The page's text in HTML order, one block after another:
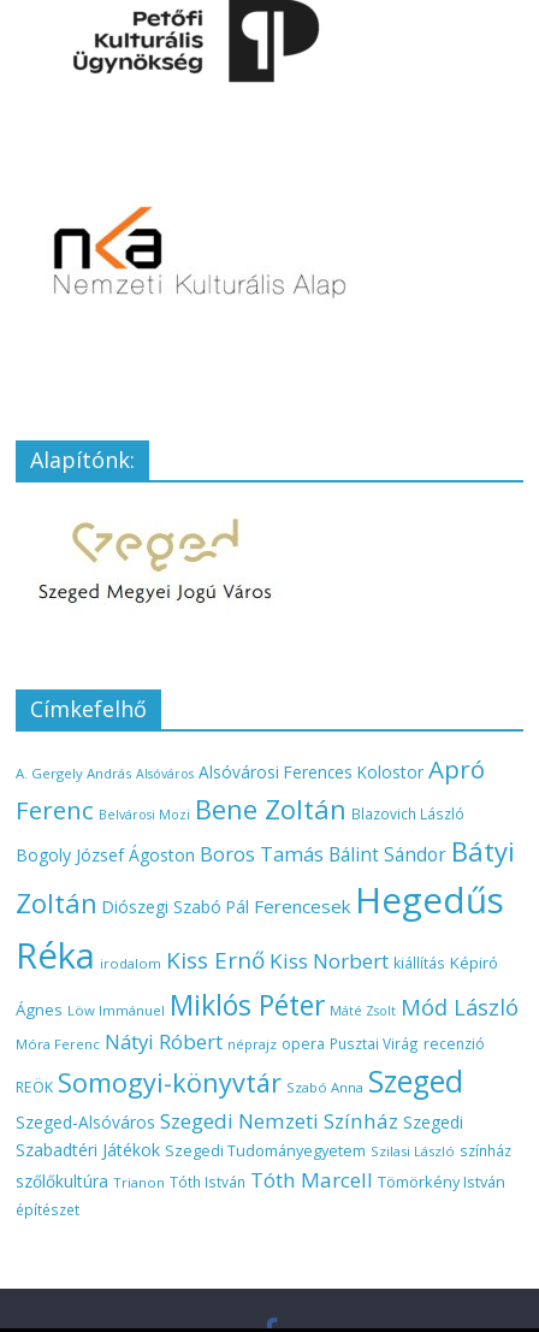
Alapítónk:
Címkefelhő
A. Gergely András Alsóváros Alsóvárosi Ferences Kolostor Apró
Ferenc Belvárosi Mozi Bene Zoltán Blazovich László
Bogoly József Ágoston Boros Tamás Bálint Sándor Bátyi
Zoltán Diószegi Szabó Pál Ferencesek Hegedűs
Réka irodalom Kiss Ernő Kiss Norbert kiállítás Képiró
Ágnes Löw Immánuel Miklós Péter Máté Zsolt Mód László
Móra Ferenc Nátyi Róbert néprajz opera Pusztai Virág recenzió
REÖK Somogyi-könyvtár Szabó Anna Szeged
Szeged-Alsóváros Szegedi Nemzeti Színház Szegedi
Szabadtéri Játékok Szegedi Tudományegyetem Szilasi László színház
szőlőkultúra Trianon Tóth István Tóth Marcell Tömörkény István
építészet